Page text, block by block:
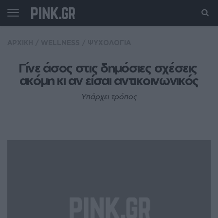
Γίνε άσος στις δημόσιες σχέσεις
ακόμη κι αν είσαι αντικοινωνικός
Yπάρχει τρόπος